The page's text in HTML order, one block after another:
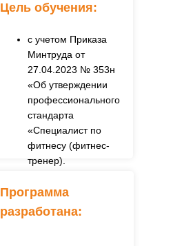
Программа
разработана:
с учетом Приказа
Минтруда от
27.04.2023 № 353н
«Об утверждении
профессионального
стандарта
«Специалист по
фитнесу (фитнес-
тренер).
Цель обучения: